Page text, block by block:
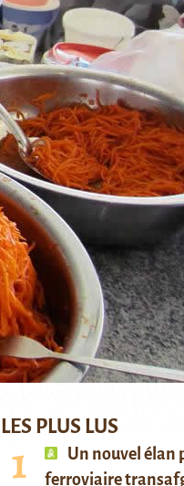
LES PLUS LUS
Un nouvel élan
ferroviaire